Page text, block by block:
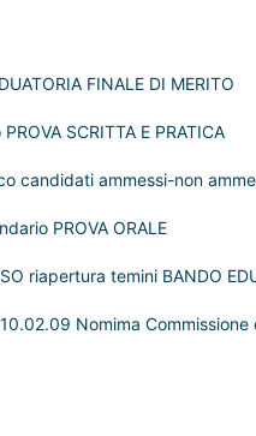
FINALE DI MERITO
PROVA SCRITTA E PRATICA
candidati ammessi-non
PROVA ORALE
riapertura temini BANDO
Nomima Commissione